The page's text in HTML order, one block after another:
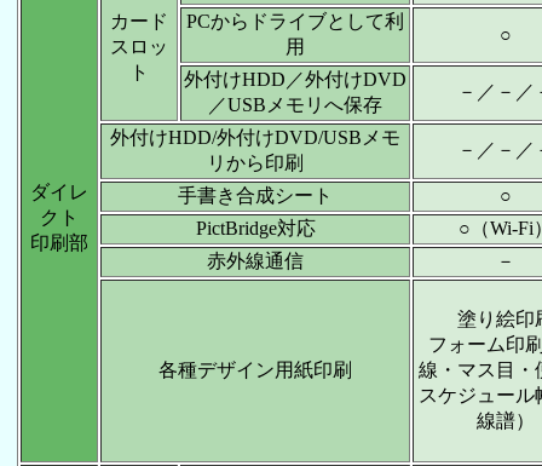
ダイレ
クト
印刷部
カード
スロッ
ト
PCからドライブとして利
用
○
外付けHDD／外付けDVD
／USBメモリへ保存
－／－／
外付けHDD/外付けDVD/USBメモ
リから印刷
－／－／
手書き合成シート
○
PictBridge対応
○（Wi-Fi
赤外線通信
－
各種デザイン用紙印刷
塗り絵印
フォーム印
線・マス目・
スケジュール
線譜）